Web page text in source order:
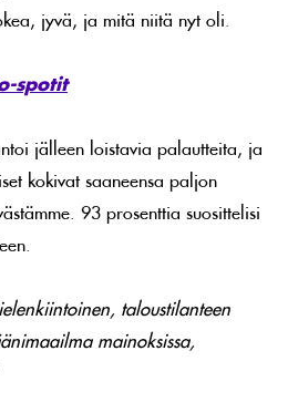
jyvä, ja mitä niitä nyt oli.
spotit
jälleen loistavia palautteita, ja
kokivat saaneensa paljon
93 prosenttia suosittelisi
taloustilanteen
mainoksissa,